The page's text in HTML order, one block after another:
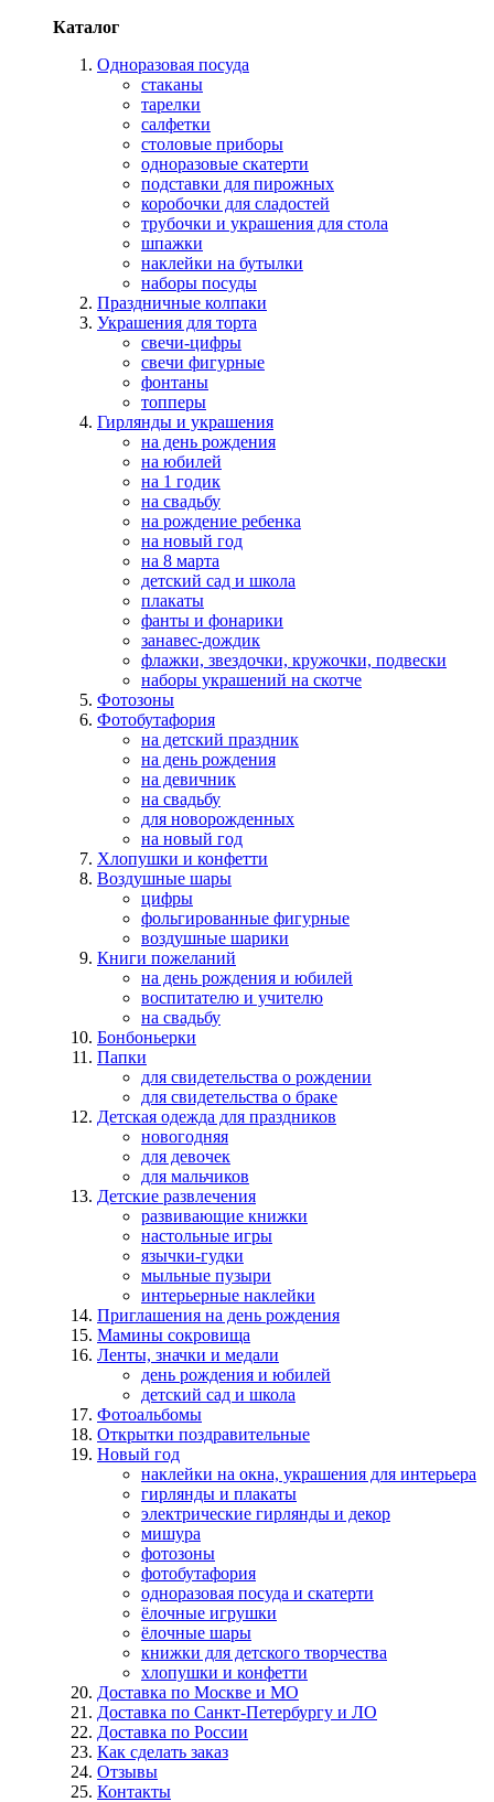
Каталог
Одноразовая посуда
стаканы
тарелки
салфетки
столовые приборы
одноразовые скатерти
подставки для пирожных
коробочки для сладостей
трубочки и украшения для стола
шпажки
наклейки на бутылки
наборы посуды
Праздничные колпаки
Украшения для торта
свечи-цифры
свечи фигурные
фонтаны
топперы
Гирлянды и украшения
на день рождения
на юбилей
на 1 годик
на свадьбу
на рождение ребенка
на новый год
на 8 марта
детский сад и школа
плакаты
фанты и фонарики
занавес-дождик
флажки, звездочки, кружочки, подвески
наборы украшений на скотче
Фотозоны
Фотобутафория
на детский праздник
на день рождения
на девичник
на свадьбу
для новорожденных
на новый год
Хлопушки и конфетти
Воздушные шары
цифры
фольгированные фигурные
воздушные шарики
Книги пожеланий
на день рождения и юбилей
воспитателю и учителю
на свадьбу
Бонбоньерки
Папки
для свидетельства о рождении
для свидетельства о браке
Детская одежда для праздников
новогодняя
для девочек
для мальчиков
Детские развлечения
развивающие книжки
настольные игры
язычки-гудки
мыльные пузыри
интерьерные наклейки
Приглашения на день рождения
Мамины сокровища
Ленты, значки и медали
день рождения и юбилей
детский сад и школа
Фотоальбомы
Открытки поздравительные
Новый год
наклейки на окна, украшения для интерьера
гирлянды и плакаты
электрические гирлянды и декор
мишура
фотозоны
фотобутафория
одноразовая посуда и скатерти
ёлочные игрушки
ёлочные шары
книжки для детского творчества
хлопушки и конфетти
Доставка по Москве и МО
Доставка по Санкт-Петербургу и ЛО
Доставка по России
Как сделать заказ
Отзывы
Контакты